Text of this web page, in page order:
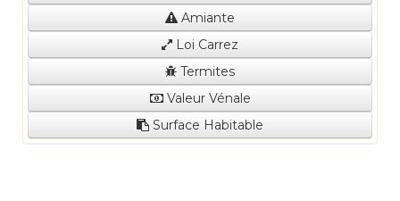
Amiante
Loi Carrez
Termites
Valeur Vénale
Surface Habitable